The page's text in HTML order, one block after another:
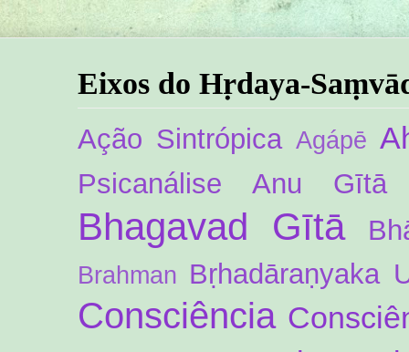
Eixos do Hṛdaya-
Ação Sintrópica Agápē
Psicanálise Anu Gītā
Bhagavad Gītā
Brahman Bṛhadāraṇyaka
Consciência